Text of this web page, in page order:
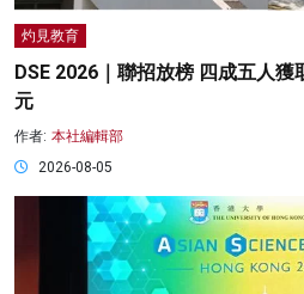
灼見教育
DSE 2026｜聯招放榜 四成五人
元
作者: 本社編輯部
2026-08-05